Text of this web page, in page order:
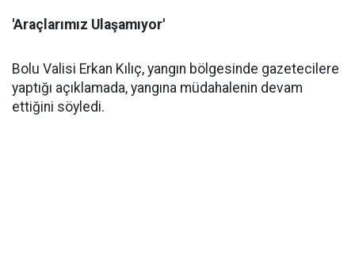
'Araçlarımız Ulaşamıyor'
Bolu Valisi Erkan Kılıç, yangın bölgesinde gazetecilere
yaptığı açıklamada, yangına müdahalenin devam
ettiğini söyledi.